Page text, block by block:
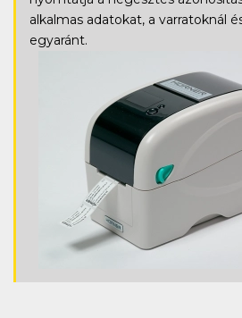
alkalmas adatokat, a varratoknál
egyaránt.